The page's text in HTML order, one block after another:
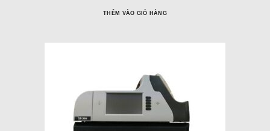
THÊM VÀO GIỎ HÀNG